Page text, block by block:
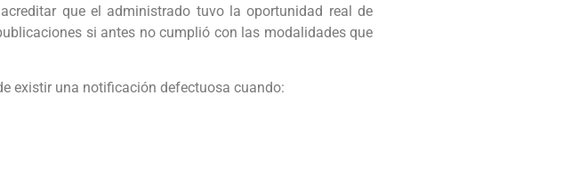
que el administrado tuvo la oportunidad real de
si antes no cumplió con las modalidades que
existir una notificación defectuosa cuando: